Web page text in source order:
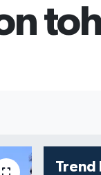
6660.55
BİST100
13.779
Trend